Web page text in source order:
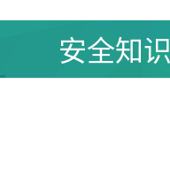
安全知识